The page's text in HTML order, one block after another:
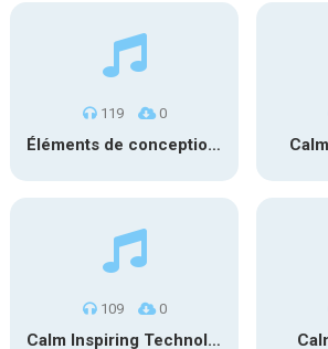
119 0
Éléments de conception sonore SFX PS 022
109 0
Calm Inspiring Technology Logo